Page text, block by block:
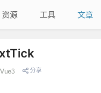
资源 工具 文章
Vue3 分享